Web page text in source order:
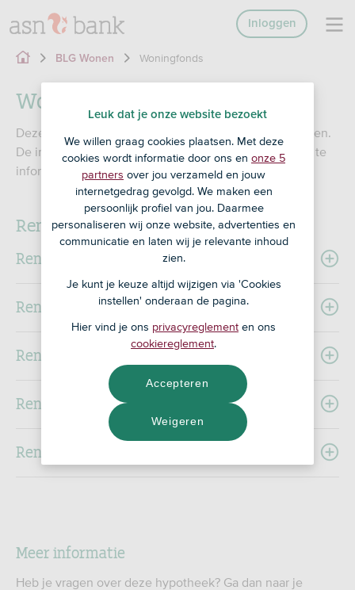
Inloggen
BLG Wonen Woningfonds
Woningfonds
Deze Woningfonds hypotheek kun je niet meer afsluiten.
De informatie op deze pagina is alleen bedoeld om je te
informeren als je deze hypotheek hebt.
Rentearchief
Renteoverzichten 2020
Renteoverzichten 2019
Renteoverzichten 2018
Renteoverzichten 2017
Renteoverzichten 2016
Meer informatie
Heb je vragen over deze hypotheek? Ga dan naar je
Leuk dat je onze website bezoekt
We willen graag cookies plaatsen. Met deze
cookies wordt informatie door ons en onze 5
partners over jou verzameld en jouw
internetgedrag gevolgd. We maken een
persoonlijk profiel van jou. Daarmee
personaliseren wij onze website, advertenties en
communicatie en laten wij je relevante inhoud
zien.
Je kunt je keuze altijd wijzigen via 'Cookies
instellen' onderaan de pagina.
Hier vind je ons privacyreglement en ons
cookiereglement.
Weigeren
Accepteren